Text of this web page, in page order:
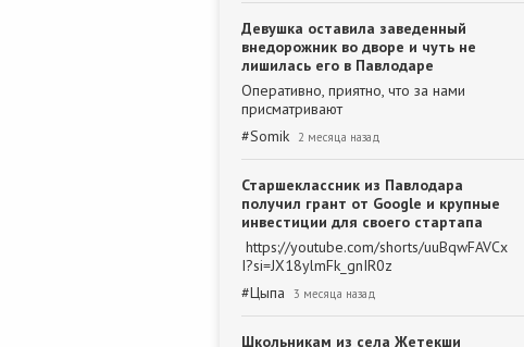
Девушка оставила заведенный
внедорожник во дворе и чуть не
лишилась его в Павлодаре
Оперативно, приятно, что за нами
присматривают
#Somik 2 месяца назад
Старшеклассник из Павлодара
получил грант от Google и крупные
инвестиции для своего стартапа
https://youtube.com/shorts/uuBqwFAVCx
I?si=JX18ylmFk_gnIR0z
#Цыпа 3 месяца назад
Школьникам из села Жетекши